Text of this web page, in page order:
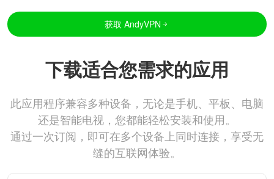
获取 AndyVPN
下载适合您需求的应用
此应用程序兼容多种设备，无论是手机、平板、电脑
还是智能电视，您都能轻松安装和使用。
通过一次订阅，即可在多个设备上同时连接，享受无
缝的互联网体验。